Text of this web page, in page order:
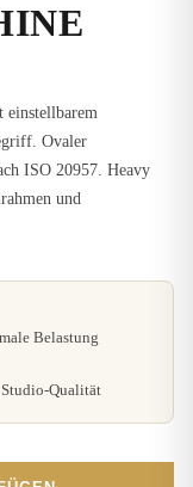
einstellbarem
Ovaler
ISO 20957. Heavy
und
Belastung
Qualität